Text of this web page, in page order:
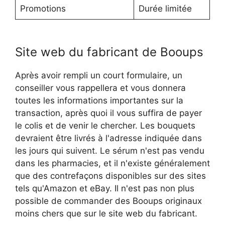
Promotions Durée limitée
Site web du fabricant de Booups
Après avoir rempli un court formulaire, un
conseiller vous rappellera et vous donnera
toutes les informations importantes sur la
transaction, après quoi il vous suffira de payer
le colis et de venir le chercher. Les bouquets
devraient être livrés à l'adresse indiquée dans
les jours qui suivent. Le sérum n'est pas vendu
dans les pharmacies, et il n'existe généralement
que des contrefaçons disponibles sur des sites
tels qu'Amazon et eBay. Il n'est pas non plus
possible de commander des Booups originaux
moins chers que sur le site web du fabricant.